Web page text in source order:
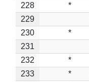
228
*
229
230
*
231
232
*
233
*